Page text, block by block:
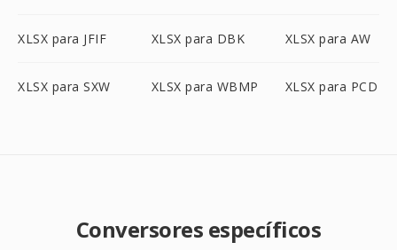
XLSX para JFIF XLSX para DBK XLSX para AW
XLSX para SXW XLSX para WBMP XLSX para PCD
Conversores específicos